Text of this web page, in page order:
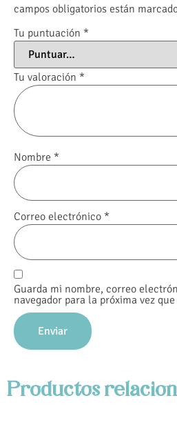
campos obligatorios están
Tu puntuación *
Tu valoración *
Nombre *
Correo electrónico *
Guarda mi nombre, correo
navegador para la próxima vez
Productos